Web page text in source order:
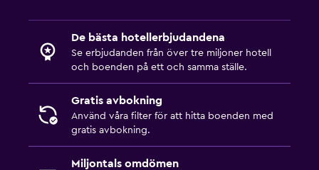
De bästa hotellerbjudandena
Se erbjudanden från över tre miljoner hotell
och boenden på ett och samma ställe.
Gratis avbokning
Använd våra filter för att hitta boenden med
gratis avbokning.
Miljontals omdömen